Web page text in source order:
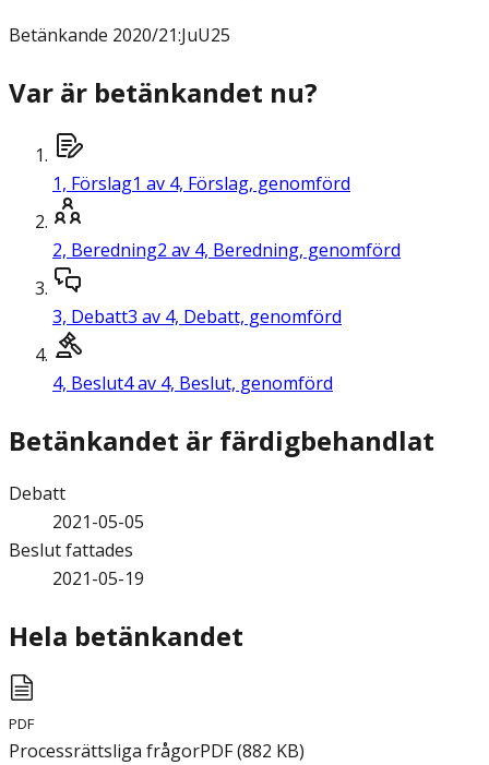
Betänkande 2020/21:JuU25
Var är betänkandet nu?
1, Förslag1 av 4, Förslag, genomförd
2, Beredning2 av 4, Beredning, genomförd
3, Debatt3 av 4, Debatt, genomförd
4, Beslut4 av 4, Beslut, genomförd
Betänkandet är färdigbehandlat
Debatt
2021-05-05
Beslut fattades
2021-05-19
Hela betänkandet
PDF
Processrättsliga frågorPDF(882 KB)